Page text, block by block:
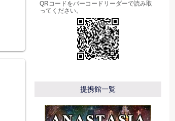
QRコードをバーコードリーダーで読み取
ってください。
提携館一覧